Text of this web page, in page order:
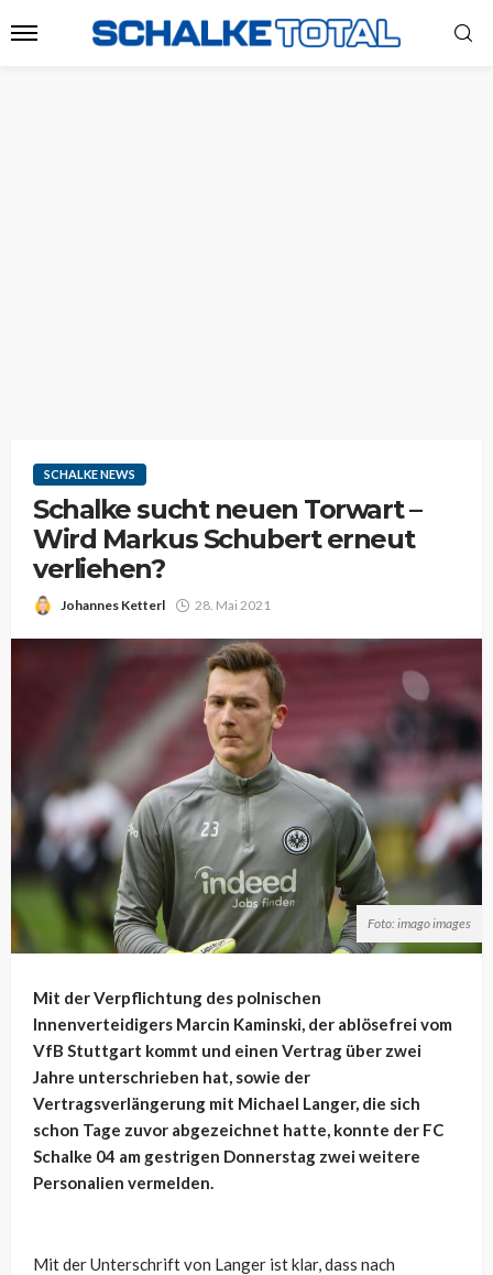
SCHALKE NEWS
Schalke sucht neuen Torwart –
Wird Markus Schubert erneut
verliehen?
Johannes Ketterl 28. Mai 2021
Foto: imago images
Mit der Verpflichtung des polnischen
Innenverteidigers Marcin Kaminski, der ablösefrei vom
VfB Stuttgart kommt und einen Vertrag über zwei
Jahre unterschrieben hat, sowie der
Vertragsverlängerung mit Michael Langer, die sich
schon Tage zuvor abgezeichnet hatte, konnte der FC
Schalke 04 am gestrigen Donnerstag zwei weitere
Personalien vermelden.
Mit der Unterschrift von Langer ist klar, dass nach